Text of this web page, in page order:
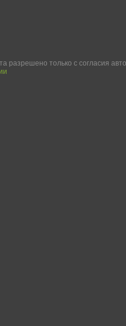
разрешено только с согласия